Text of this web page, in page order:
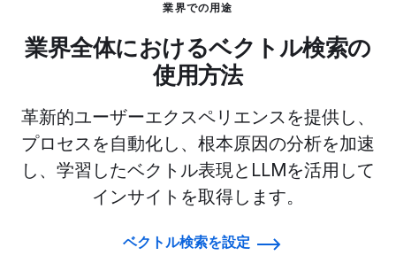
業界での用途
業界全体におけるベクトル検索の
使用方法
革新的ユーザーエクスペリエンスを提供し、
プロセスを自動化し、根本原因の分析を加速
し、学習したベクトル表現とLLMを活用して
インサイトを取得します。
ベクトル検索を設定